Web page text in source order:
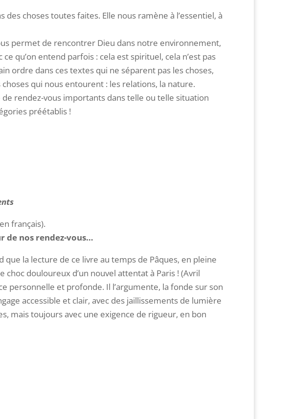
choses toutes faites. Elle nous ramène à l’essentiel, à
permet de rencontrer Dieu dans notre environnement,
qu’on entend parfois : cela est spirituel, cela n’est pas
ordre dans ces textes qui ne séparent pas les choses,
qui nous entourent : les relations, la nature.
rendez-vous importants dans telle ou telle situation
préétablis !
français).
de nos rendez-vous…
la lecture de ce livre au temps de Pâques, en pleine
douloureux d’un nouvel attentat à Paris ! (Avril
personnelle et profonde. Il l’argumente, la fonde sur son
accessible et clair, avec des jaillissements de lumière
mais toujours avec une exigence de rigueur, en bon